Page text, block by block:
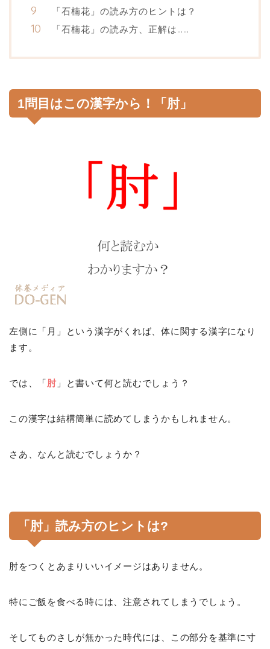
「石楠花」の読み方のヒントは？
「石楠花」の読み方、正解は……
1問目はこの漢字から！「肘」
左側に「月」という漢字がくれば、体に関する漢字になり
ます。
では、「肘」と書いて何と読むでしょう？
この漢字は結構簡単に読めてしまうかもしれません。
さあ、なんと読むでしょうか？
「肘」読み方のヒントは?
肘をつくとあまりいいイメージはありません。
特にご飯を食べる時には、注意されてしまうでしょう。
そしてものさしが無かった時代には、この部分を基準に寸